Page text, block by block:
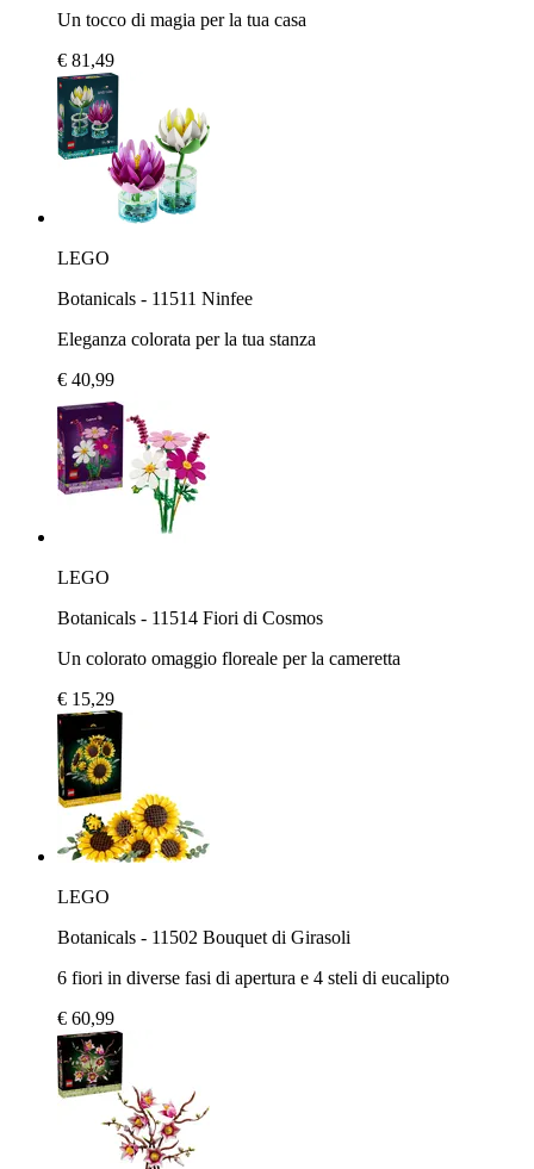
Un tocco di magia per la tua casa
€ 81,49
LEGO
Botanicals - 11511 Ninfee
Eleganza colorata per la tua stanza
€ 40,99
LEGO
Botanicals - 11514 Fiori di Cosmos
Un colorato omaggio floreale per la cameretta
€ 15,29
LEGO
Botanicals - 11502 Bouquet di Girasoli
6 fiori in diverse fasi di apertura e 4 steli di eucalipto
€ 60,99